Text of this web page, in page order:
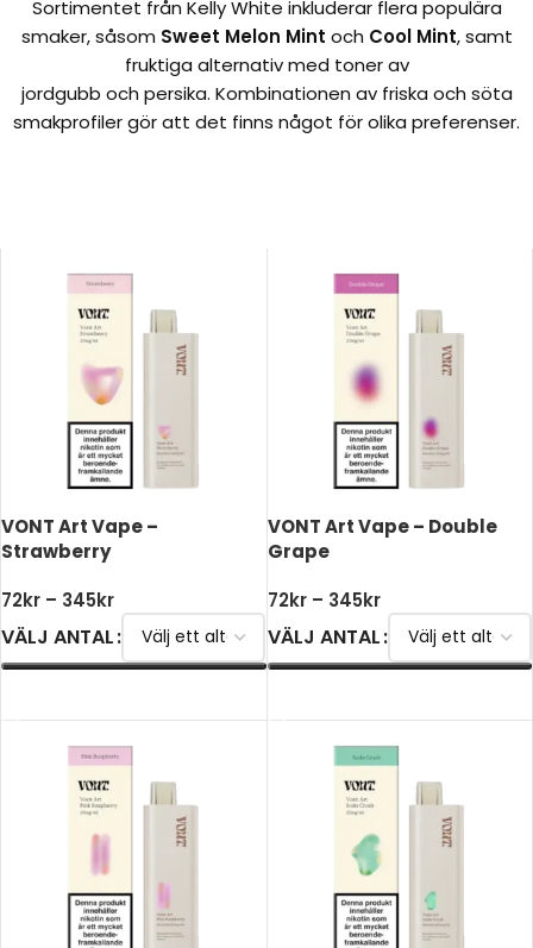
Sortimentet från Kelly White inkluderar flera populära
smaker, såsom Sweet Melon Mint och Cool Mint, samt
fruktiga alternativ med toner av
jordgubb och persika. Kombinationen av friska och söta
smakprofiler gör att det finns något för olika preferenser.
VONT Art Vape –
Strawberry
72kr – 345kr
VÄLJ ANTAL
VONT Art Vape – Double
Grape
72kr – 345kr
VÄLJ ANTAL